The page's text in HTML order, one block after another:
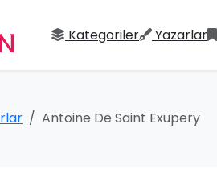
Kategoriler Yazarlar
Antoine De Saint Exupery